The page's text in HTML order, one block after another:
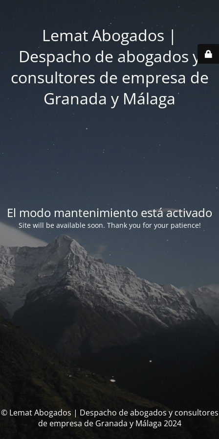
Lemat Abogados |
Despacho de abogados y
consultores de empresa de
Granada y Málaga
El modo mantenimiento está activado
Site will be available soon. Thank you for your patience!
© Lemat Abogados | Despacho de abogados y consultores
de empresa de Granada y Málaga 2024